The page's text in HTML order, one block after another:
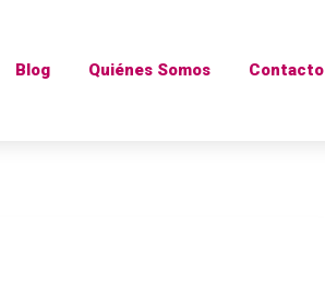
Blog Quiénes Somos Contacto